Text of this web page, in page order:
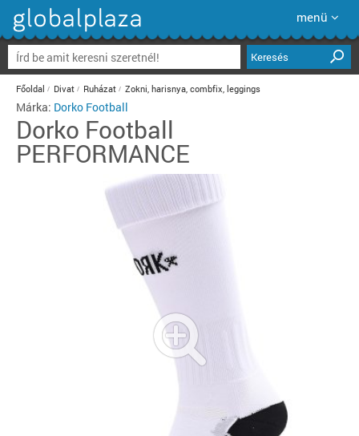
menü
Keresés
Főoldal Divat Ruházat Zokni, harisnya, combfix, leggings
Márka: Dorko Football
Dorko Football
PERFORMANCE